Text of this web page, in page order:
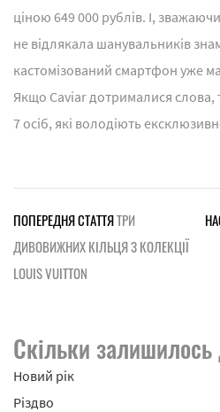
ціною 649 000 рублів. І,
не відлякала шанувальників
кастомізований смартфон уже
Якщо Caviar дотрималися слова,
7 осіб, які володіють
ПОПЕРЕДНЯ СТАТТЯТРИ
ДИВОВИЖНИХ КІЛЬЦЯ З КОЛЕКЦІЇ
LOUIS VUITTON
Скільки
Новий рік
Різдво